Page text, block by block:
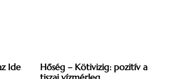
Ide
Hőség – Kötivizig: pozitív a